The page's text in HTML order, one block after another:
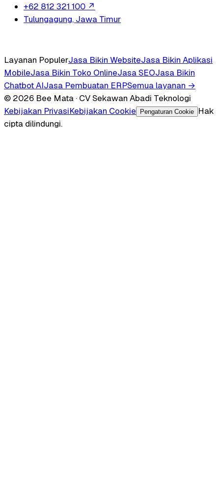
+62 812 321 100 ↗
Tulungagung, Jawa Timur
Layanan PopulerJasa Bikin WebsiteJasa Bikin Aplikasi
MobileJasa Bikin Toko OnlineJasa SEOJasa Bikin
Chatbot AIJasa Pembuatan ERPSemua layanan →
© 2026 Bee Mata · CV Sekawan Abadi Teknologi
Kebijakan PrivasiKebijakan Cookie Pengaturan Cookie
Hak
cipta dilindungi.